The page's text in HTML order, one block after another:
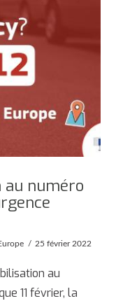
au numéro
25 février 2022
au
11 février, la